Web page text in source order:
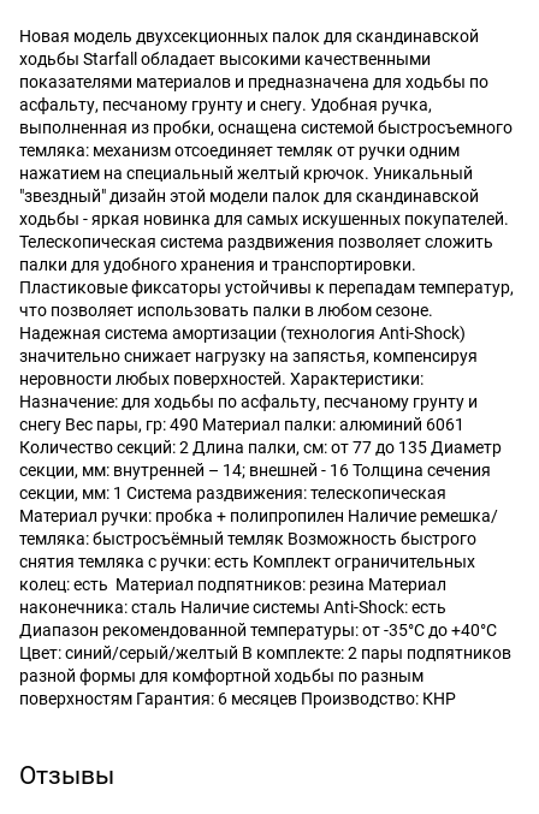
Новая модель двухсекционных палок для скандинавской
ходьбы Starfall обладает высокими качественными
показателями материалов и предназначена для ходьбы по
асфальту, песчаному грунту и снегу. Удобная ручка,
выполненная из пробки, оснащена системой быстросъемного
темляка: механизм отсоединяет темляк от ручки одним
нажатием на специальный желтый крючок. Уникальный
"звездный" дизайн этой модели палок для скандинавской
ходьбы - яркая новинка для самых искушенных покупателей.
Телескопическая система раздвижения позволяет сложить
палки для удобного хранения и транспортировки.
Пластиковые фиксаторы устойчивы к перепадам температур,
что позволяет использовать палки в любом сезоне.
Надежная система амортизации (технология Anti-Shock)
значительно снижает нагрузку на запястья, компенсируя
неровности любых поверхностей. Характеристики:
Назначение: для ходьбы по асфальту, песчаному грунту и
снегу Вес пары, гр: 490 Материал палки: алюминий 6061
Количество секций: 2 Длина палки, см: от 77 до 135 Диаметр
секции, мм: внутренней – 14; внешней - 16 Толщина сечения
секции, мм: 1 Система раздвижения: телескопическая
Материал ручки: пробка + полипропилен Наличие ремешка/
темляка: быстросъёмный темляк Возможность быстрого
снятия темляка с ручки: есть Комплект ограничительных
колец: есть Материал подпятников: резина Материал
наконечника: сталь Наличие системы Anti-Shock: есть
Диапазон рекомендованной температуры: от -35°C до +40°C
Цвет: синий/серый/желтый В комплекте: 2 пары подпятников
разной формы для комфортной ходьбы по разным
поверхностям Гарантия: 6 месяцев Производство: КНР
Отзывы